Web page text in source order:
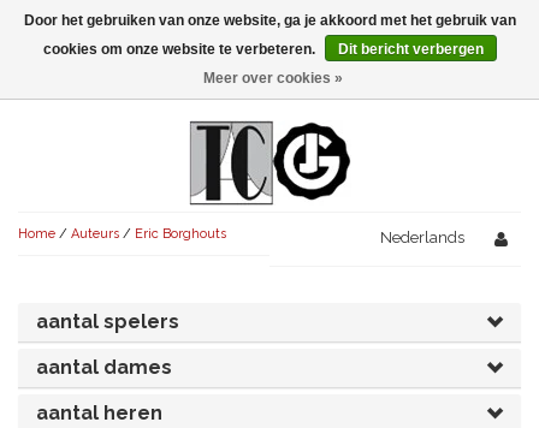
Menu
AVONDVULLEND (+75')
KORT (-30')
UITGELICHT!
AVONDVULLEND (+75')
OVERIG (30'-75')
UITGELICHT!
OVERIG (30'-75')
AVONDVULLEND (+75')
KORT (-30')
SPEKTAKELSTUKKEN
JUBILEUMSTUK
OVERIG
Home / Auteurs / Eric Borghouts Nederlands
aantal spelers
aantal dames
aantal heren
Door het gebruiken van onze website, ga je akkoord met het gebruik van
cookies om onze website te verbeteren.
Dit bericht verbergen
Meer over cookies »